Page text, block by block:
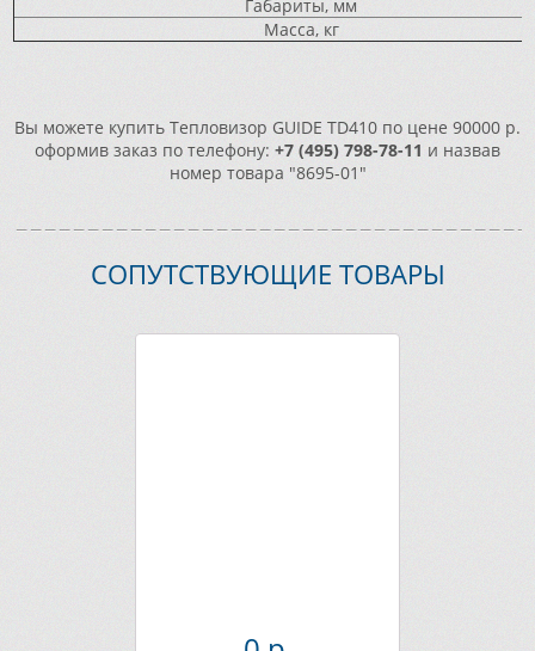
Габариты, мм
Масса, кг
Вы можете купить Тепловизор GUIDE TD410 по цене 90000 р.
оформив заказ по телефону: +7 (495) 798-78-11 и назвав
номер товара "8695-01"
СОПУТСТВУЮЩИЕ ТОВАРЫ